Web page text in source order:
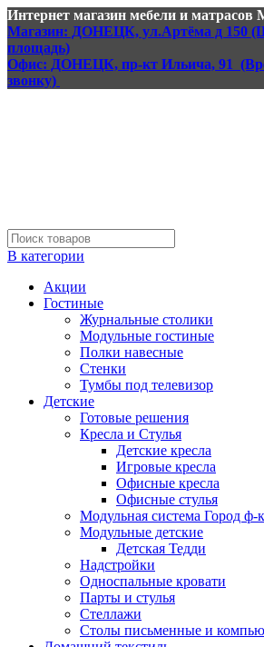
Интернет магазин мебели и
Магазин: ДОНЕЦК, ул.Артёма д 150
площадь)
Офис: ДОНЕЦК, пр-кт Ильича, 91
звонку)
В категории
Акции
Гостиные
Журнальные столики
Модульные гостиные
Полки навесные
Стенки
Тумбы под телевизор
Детские
Готовые решения
Кресла и Стулья
Детские кресла
Игровые кресла
Офисные кресла
Офисные стулья
Модульная система Город ф-
Модульные детские
Детская Тедди
Надстройки
Односпальные кровати
Парты и стулья
Стеллажи
Столы письменные и